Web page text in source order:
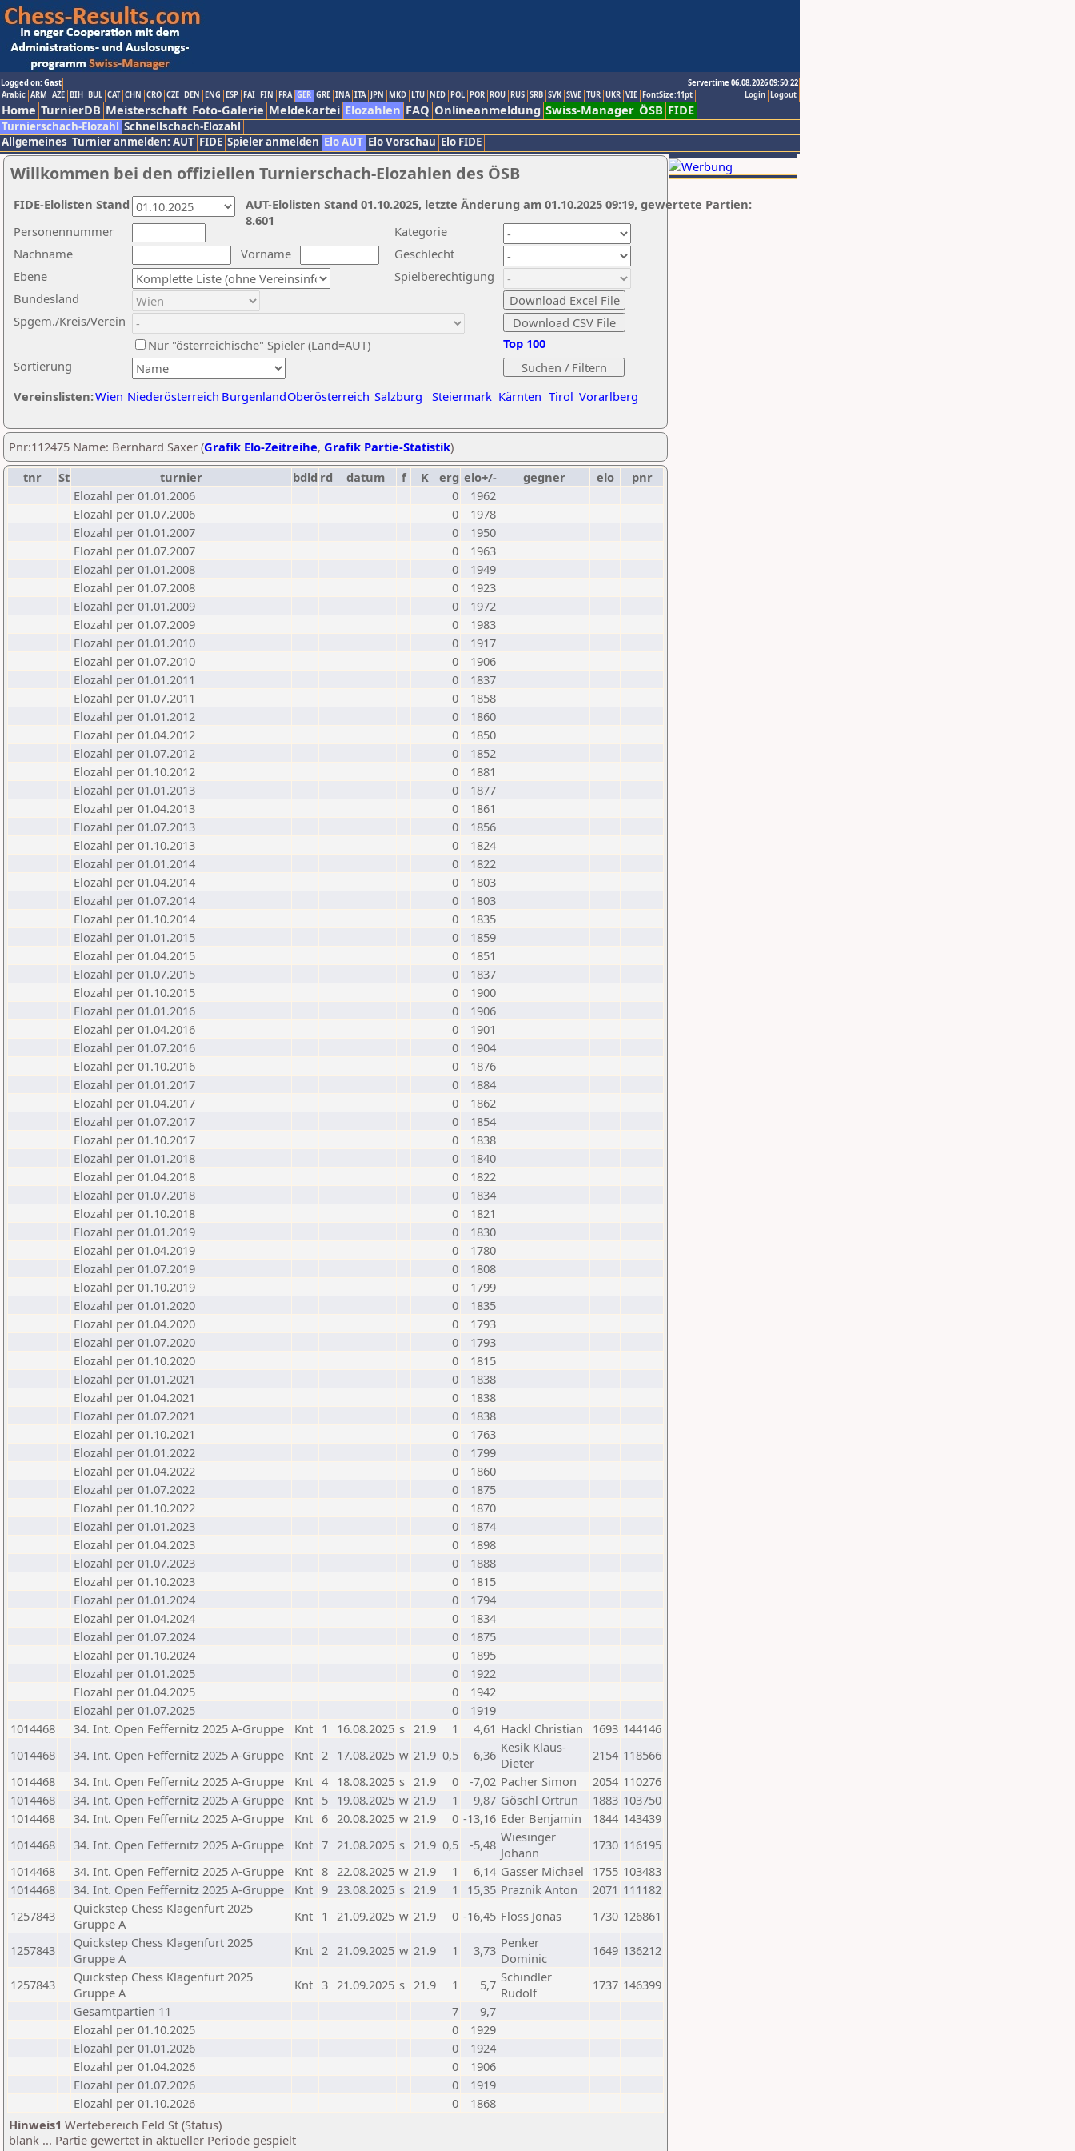
Logged on: Gast
Servertime 06.08.2026 09:50:22
Logout
Login
Arabic ARM AZE BIH BUL CAT CHN CRO CZE DEN ENG ESP FAI FIN FRA GER GRE INA ITA JPN MKD LTU NED POL POR ROU RUS SRB SVK SWE TUR UKR VIE FontSize:11pt
Home TurnierDB Meisterschaft Foto-Galerie Meldekartei Elozahlen FAQ Onlineanmeldung Swiss-Manager ÖSB FIDE
Turnierschach-Elozahl Schnellschach-Elozahl
Allgemeines Turnier anmelden: AUT FIDE Spieler anmelden Elo AUT Elo Vorschau Elo FIDE
Willkommen bei den offiziellen Turnierschach-Elozahlen des ÖSB
Nachname
Vorname
Ebene
Kategorie
Sortierung
Personennummer
Bundesland
Spgem./Kreis/Verein
Geschlecht
Nur "österreichische" Spieler (Land=AUT)
Spielberechtigung
Vereinslisten:Wien Niederösterreich BurgenlandOberösterreich Salzburg Steiermark Kärnten Tirol Vorarlberg
Top 100
AUT-Elolisten Stand 01.10.2025, letzte Änderung am 01.10.2025 09:19, gewertete Partien:
8.601
FIDE-Elolisten Stand
Pnr:112475 Name: Bernhard Saxer (Grafik Elo-Zeitreihe, Grafik Partie-Statistik)
tnr
St turnier bdld rd datum f K erg elo+/- gegner elo
pnr
Elozahl per 01.01.2006
0
1962
Elozahl per 01.07.2006
0
1978
Elozahl per 01.01.2007
0
1950
Elozahl per 01.07.2007
0
1963
Elozahl per 01.01.2008
0
1949
Elozahl per 01.07.2008
0
1923
Elozahl per 01.01.2009
0
1972
Elozahl per 01.07.2009
0
1983
Elozahl per 01.01.2010
0
1917
Elozahl per 01.07.2010
0
1906
Elozahl per 01.01.2011
0
1837
Elozahl per 01.07.2011
0
1858
Elozahl per 01.01.2012
0
1860
Elozahl per 01.04.2012
0
1850
Elozahl per 01.07.2012
0
1852
Elozahl per 01.10.2012
0
1881
Elozahl per 01.01.2013
0
1877
Elozahl per 01.04.2013
0
1861
Elozahl per 01.07.2013
0
1856
Elozahl per 01.10.2013
0
1824
Elozahl per 01.01.2014
0
1822
Elozahl per 01.04.2014
0
1803
Elozahl per 01.07.2014
0
1803
Elozahl per 01.10.2014
0
1835
Elozahl per 01.01.2015
0
1859
Elozahl per 01.04.2015
0
1851
Elozahl per 01.07.2015
0
1837
Elozahl per 01.10.2015
0
1900
Elozahl per 01.01.2016
0
1906
Elozahl per 01.04.2016
0
1901
Elozahl per 01.07.2016
0
1904
Elozahl per 01.10.2016
0
1876
Elozahl per 01.01.2017
0
1884
Elozahl per 01.04.2017
0
1862
Elozahl per 01.07.2017
0
1854
Elozahl per 01.10.2017
0
1838
Elozahl per 01.01.2018
0
1840
Elozahl per 01.04.2018
0
1822
Elozahl per 01.07.2018
0
1834
Elozahl per 01.10.2018
0
1821
Elozahl per 01.01.2019
0
1830
Elozahl per 01.04.2019
0
1780
Elozahl per 01.07.2019
0
1808
Elozahl per 01.10.2019
0
1799
Elozahl per 01.01.2020
0
1835
Elozahl per 01.04.2020
0
1793
Elozahl per 01.07.2020
0
1793
Elozahl per 01.10.2020
0
1815
Elozahl per 01.01.2021
0
1838
Elozahl per 01.04.2021
0
1838
Elozahl per 01.07.2021
0
1838
Elozahl per 01.10.2021
0
1763
Elozahl per 01.01.2022
0
1799
Elozahl per 01.04.2022
0
1860
Elozahl per 01.07.2022
0
1875
Elozahl per 01.10.2022
0
1870
Elozahl per 01.01.2023
0
1874
Elozahl per 01.04.2023
0
1898
Elozahl per 01.07.2023
0
1888
Elozahl per 01.10.2023
0
1815
Elozahl per 01.01.2024
0
1794
Elozahl per 01.04.2024
0
1834
Elozahl per 01.07.2024
0
1875
Elozahl per 01.10.2024
0
1895
Elozahl per 01.01.2025
0
1922
Elozahl per 01.04.2025
0
1942
Elozahl per 01.07.2025
0
1919
1014468
34. Int. Open Feffernitz 2025 A-Gruppe Knt 1 16.08.2025 s 21.9 1 4,61 Hackl Christian 1693 144146
1014468
34. Int. Open Feffernitz 2025 A-Gruppe Knt 2 17.08.2025 w 21.9 0,5 6,36 Kesik Klaus-
Dieter
2154 118566
1014468
34. Int. Open Feffernitz 2025 A-Gruppe Knt 4 18.08.2025 s 21.9 0 -7,02 Pacher Simon 2054 110276
1014468
34. Int. Open Feffernitz 2025 A-Gruppe Knt 5 19.08.2025 w 21.9 1 9,87 Göschl Ortrun 1883 103750
1014468
34. Int. Open Feffernitz 2025 A-Gruppe Knt 6 20.08.2025 w 21.9 0 -13,16 Eder Benjamin 1844 143439
1014468
34. Int. Open Feffernitz 2025 A-Gruppe Knt 7 21.08.2025 s 21.9 0,5 -5,48 Wiesinger
Johann
1730 116195
1014468
34. Int. Open Feffernitz 2025 A-Gruppe Knt 8 22.08.2025 w 21.9 1 6,14 Gasser Michael 1755 103483
1014468
34. Int. Open Feffernitz 2025 A-Gruppe Knt 9 23.08.2025 s 21.9 1 15,35 Praznik Anton 2071 111182
1257843
Quickstep Chess Klagenfurt 2025
Gruppe A
Knt 1 21.09.2025 w 21.9 0 -16,45 Floss Jonas 1730 126861
1257843
Quickstep Chess Klagenfurt 2025
Gruppe A
Knt 2 21.09.2025 w 21.9 1 3,73 Penker
Dominic
1649 136212
1257843
Quickstep Chess Klagenfurt 2025
Gruppe A
Knt 3 21.09.2025 s 21.9 1 5,7 Schindler
Rudolf
1737 146399
Gesamtpartien 11
7
9,7
Elozahl per 01.10.2025
0
1929
Elozahl per 01.01.2026
0
1924
Elozahl per 01.04.2026
0
1906
Elozahl per 01.07.2026
0
1919
Elozahl per 01.10.2026
0
1868
Hinweis1 Wertebereich Feld St (Status)
blank ... Partie gewertet in aktueller Periode gespielt